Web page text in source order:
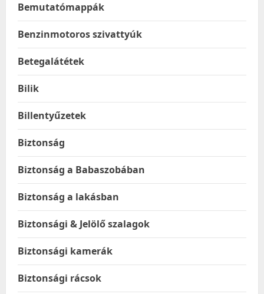
Bemutatómappák
Benzinmotoros szivattyúk
Betegalátétek
Bilik
Billentyűzetek
Biztonság
Biztonság a Babaszobában
Biztonság a lakásban
Biztonsági & Jelölő szalagok
Biztonsági kamerák
Biztonsági rácsok